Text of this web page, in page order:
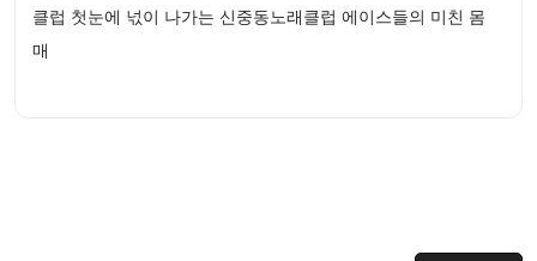
클럽 첫눈에 넋이 나가는 신중동노래클럽 에이스들의 미친 몸
매